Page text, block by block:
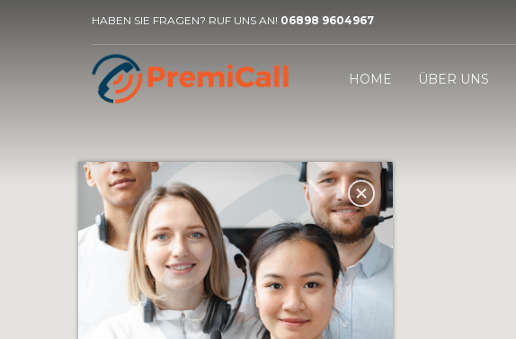
HABEN SIE FRAGEN? RUF UNS AN! 06898 9604967
HOME ÜBER UNS